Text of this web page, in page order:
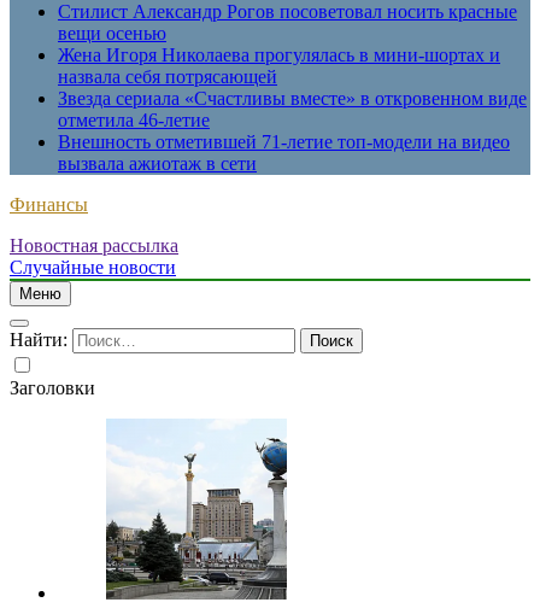
Стилист Александр Рогов посоветовал носить красные
вещи осенью
Жена Игоря Николаева прогулялась в мини-шортах и
назвала себя потрясающей
Звезда сериала «Счастливы вместе» в откровенном виде
отметила 46-летие
Внешность отметившей 71-летие топ-модели на видео
вызвала ажиотаж в сети
Финансы
Новостная рассылка
Случайные новости
Меню
Найти:
Заголовки